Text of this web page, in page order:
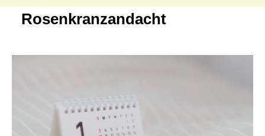
Rosenkranzandacht